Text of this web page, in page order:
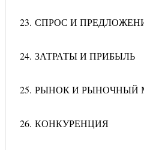
23. СПРОС И
24. ЗАТРАТЫ И ПРИБЫЛЬ
25. РЫНОК И РЫНОЧНЫЙ
26. КОНКУРЕНЦИЯ